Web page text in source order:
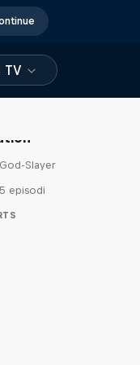
TV
Slayer
episodi